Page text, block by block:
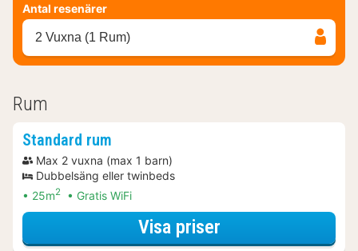
Antal resenärer
2 Vuxna (1 Rum)
Rum
Standard rum
Max 2 vuxna (max 1 barn)
Dubbelsäng eller twinbeds
25m2 Gratis WiFi
Visa priserför Standard rum